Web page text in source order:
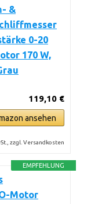
&
0-20
170 W,
119,10 €
ansehen
zzgl. Versandkosten
EMPFEHLUNG
Motor